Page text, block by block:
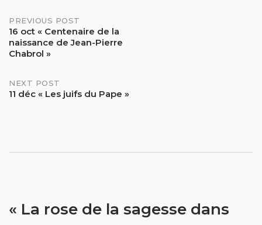
Post
navigation
PREVIOUS POST
16 oct « Centenaire de la
naissance de Jean-Pierre
Chabrol »
NEXT POST
11 déc « Les juifs du Pape »
« La rose de la sagesse dans